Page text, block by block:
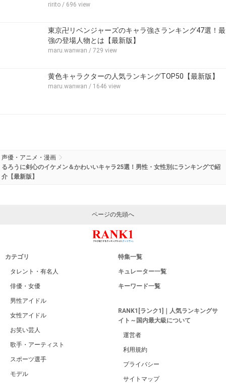
ririto / 696 view
東京卍リベンジャーズのキャラ強さランキング47選！最
強の登場人物とは【最新版】
maru.wanwan / 729 view
黄色キャラクターの人気ランキングTOP50【最新版】
maru.wanwan / 1646 view
声優・アニメ・漫画
るろうに剣心のイケメン＆かわいいキャラ25選！男性・女性別にランキングで紹
介【最新版】
ページの先頭へ
カテゴリ
タレント・有名人
俳優・女優
男性アイドル
女性アイドル
お笑い芸人
歌手・アーティスト
スポーツ選手
モデル
特集一覧
キュレーター一覧
キーワード一覧
RANK1[ランク1]｜人気ランキングサ
イト～国内最大級について
運営者
利用規約
プライバシー
サイトマップ